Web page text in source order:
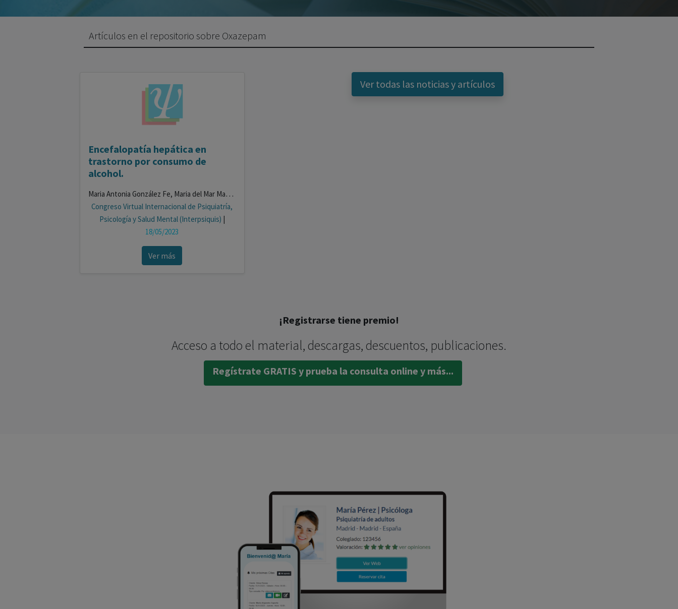
Artículos en el repositorio sobre Oxazepam
Encefalopatía hepática en
trastorno por consumo de
alcohol.
Maria Antonia González Fe, Maria del Mar Marques Pastor
Congreso Virtual Internacional de Psiquiatría,
Psicología y Salud Mental (Interpsiquis) |
18/05/2023
Ver más
Ver todas las noticias y artículos
¡Registrarse tiene premio!
Acceso a todo el material, descargas, descuentos, publicaciones.
Regístrate GRATIS y prueba la consulta online y más...